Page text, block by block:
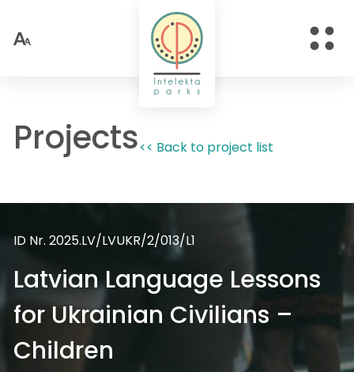
Projects<< Back to project list
ID Nr. 2025.LV/LVUKR/2/013/L1
Latvian Language Lessons
for Ukrainian Civilians –
Children